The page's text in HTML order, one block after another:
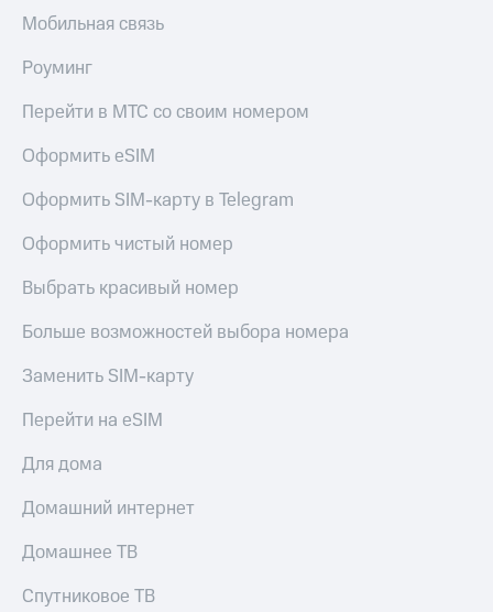
ТВ
телефона
МТС Pay
Оплата
коду
за границей
Смартфоны
Наушники
колонки
Умные
и
трекеры
дом
Мобильная связь
Роуминг
Перейти в МТС со своим номером
Оформить eSIM
Оформить SIM-карту в Telegram
Оформить чистый номер
Выбрать красивый номер
Больше возможностей выбора номера
Заменить SIM-карту
Перейти на eSIM
Для дома
Домашний интернет
Домашнее ТВ
Спутниковое ТВ